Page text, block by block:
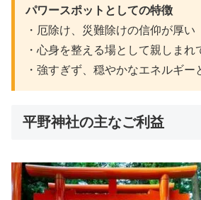
パワースポットとしての特徴
・厄除け、災難除けの信仰が厚い
・心身を整える場として親しまれ
・強すぎず、穏やかなエネルギー
平野神社の主なご利益